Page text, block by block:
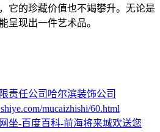
它的珍藏价值也不竭攀升。无论是
呈现出一件艺术品。
责任公司 哈尔滨装饰公司
mucaizhishi/60.html
坐-百度百科-前海将来城欢送您